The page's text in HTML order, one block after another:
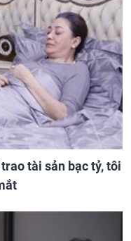
tài sản bạc tỷ, tôi